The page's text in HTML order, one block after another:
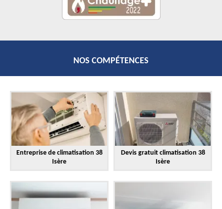
NOS COMPÉTENCES
Entreprise de climatisation 38
Isère
Devis gratuit climatisation 38
Isère